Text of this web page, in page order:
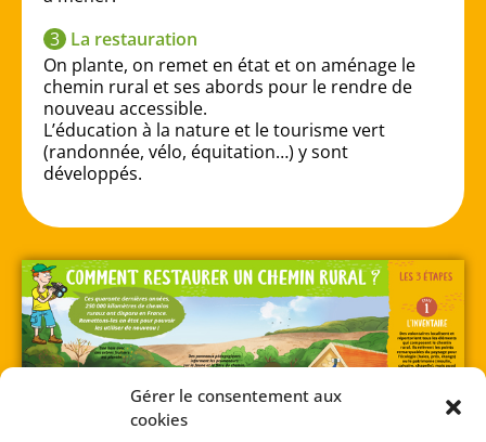
Gérer le consentement aux
cookies
La restauration
On plante, on remet en état et on aménage le
chemin rural et ses abords pour le rendre de
nouveau accessible.
L’éducation à la nature et le tourisme vert
(randonnée, vélo, équitation…) y sont
développés.